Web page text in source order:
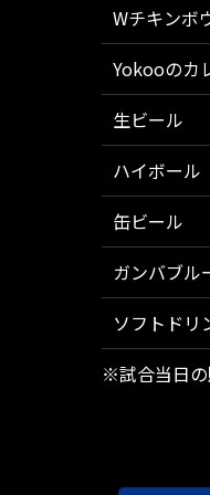
Wチキンボ
Yokooのカ
生ビール
ハイボール
缶ビール
ガンバブル
ソフトドリ
※試合当日